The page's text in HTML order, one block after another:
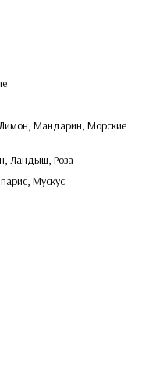
Мандарин, Морские
Ландыш, Роза
Мускус